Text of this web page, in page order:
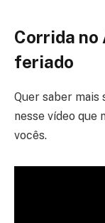
Corrida no
feriado
Quer saber mais
nesse vídeo que
vocês.